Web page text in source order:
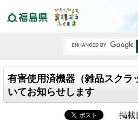
有害使用済機器（雑品スクラ
いてお知らせします
掲載